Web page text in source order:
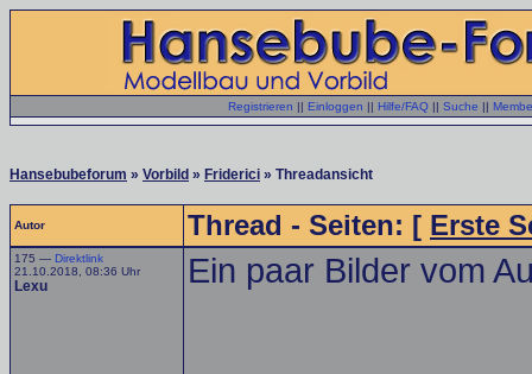
Registrieren || Einloggen || Hilfe/FAQ || Suche ||
Hansebubeforum » Vorbild » Friderici » Threadansicht
Autor Thread - Seiten: [ Erste
175 — Direktlink
21.10.2018, 08:36 Uhr
Lexu Ein paar Bilder vom